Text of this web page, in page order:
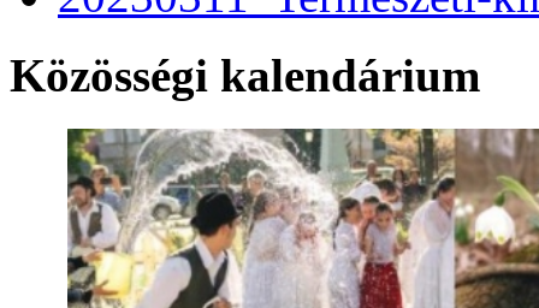
Közösségi kalendárium